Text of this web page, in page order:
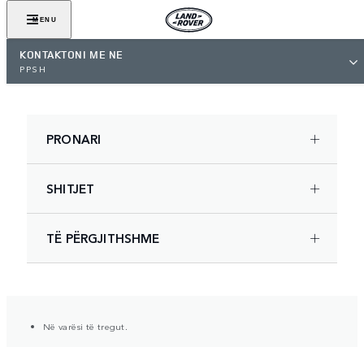
MENU
KONTAKTONI ME NE
PPSH
PRONARI
SHITJET
TË PËRGJITHSHME
Në varësi të tregut.